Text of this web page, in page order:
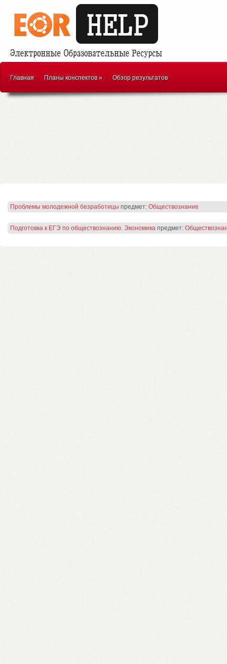
Главная Планы конспектов» Обзор результатов
Проблемы молодежной безработицы предмет: Обществознание
Подготовка к ЕГЭ по обществознанию. Экономика предмет: